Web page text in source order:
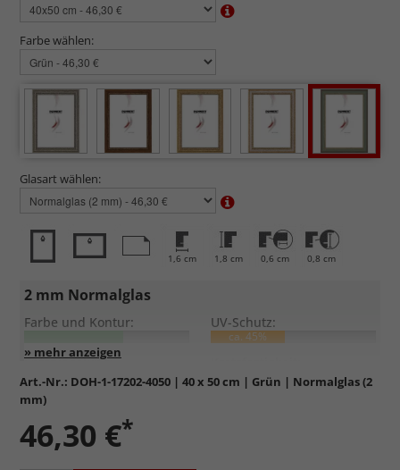
Farbe wählen:
Glasart wählen:
1,6 cm 1,8 cm 0,6 cm 0,8 cm
2 mm Normalglas
Farbe und Kontur: UV-Schutz:
ca. 45%
Entspiegelung:
Standardglas
Formstabil, preiswert, witterungs- und hitzebeständig
sowiekratzfest.
Art.-Nr.: DOH-1-17202-4050 | 40 x 50 cm | Grün | Normalglas (2
mm)
46,30 €*